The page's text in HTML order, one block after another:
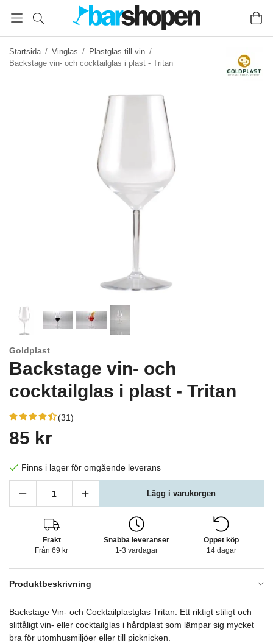
Startsida / Vinglas / Plastglas till vin /
Backstage vin- och cocktailglas i plast - Tritan
Goldplast
Backstage vin- och
cocktailglas i plast - Tritan
(31)
85 kr
Finns i lager för omgående leverans
Lägg i varukorgen
Frakt
Från 69 kr
Snabba leveranser
1-3 vardagar
Öppet köp
14 dagar
Produktbeskrivning
Backstage Vin- och Cocktailplastglas Tritan. Ett riktigt stiligt och
slittåligt vin- eller cocktailglas i hårdplast som lämpar sig mycket
bra för utomhusmiljöer eller till picknicken.